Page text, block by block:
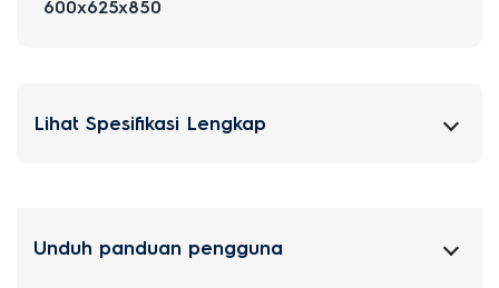
600x625x850
Lihat Spesifikasi Lengkap
Unduh panduan pengguna